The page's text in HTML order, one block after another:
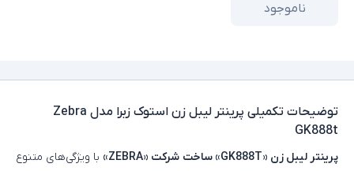
ناموجود
توضیحات تکمیلی
پرینتر لیبل زن استوک زبرا مدل Zebra
GK888t
پرینتر لیبل‌ زن «GK888T» ساخت شرکت «ZEBRA»
با ویژگی‌های متنوع